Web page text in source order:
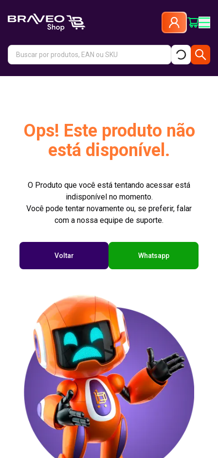
Ops! Este produto não
está disponível.
O Produto que você está tentando acessar está
indisponível no momento.
Você pode tentar novamente ou, se preferir, falar
com a nossa equipe de suporte.
Voltar Whatsapp